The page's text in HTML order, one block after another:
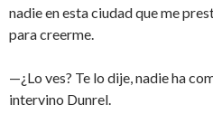
nadie en esta ciudad que me
para creerme.
—¿Lo ves? Te lo dije, nadie ha
intervino Dunrel.